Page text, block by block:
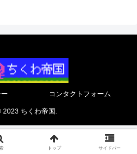
コンタクトフォーム
2023 ちくわ帝国.
トップ サイドバー